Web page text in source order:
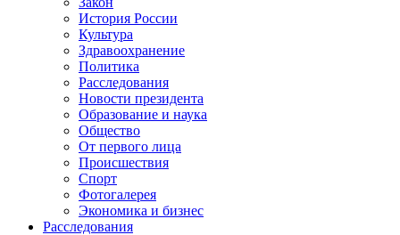
История России
Культура
Здравоохранение
Политика
Расследования
Новости президента
Образование и наука
Общество
От первого лица
Происшествия
Спорт
Фотогалерея
Экономика и бизнес
Расследования